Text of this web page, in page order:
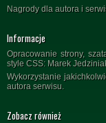
Nagrody dla autora i
Informacje
Opracowanie strony,
style CSS: Marek
Wykorzystanie
autora serwisu.
Zobacz również